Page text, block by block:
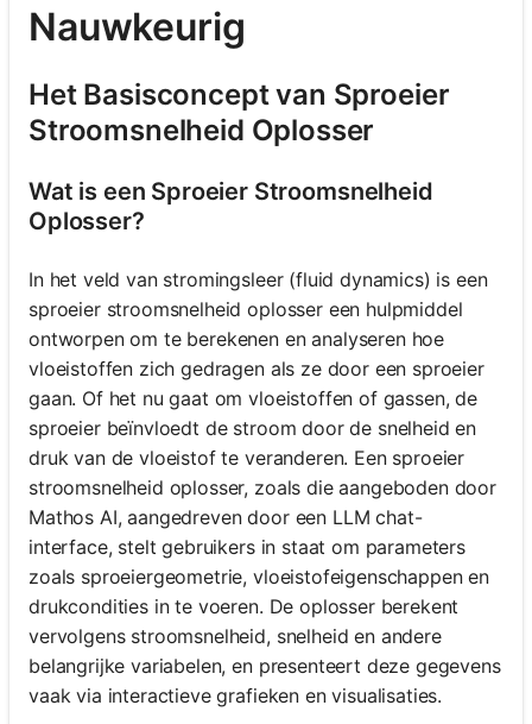
Nauwkeurig
Het Basisconcept van Sproeier
Stroomsnelheid Oplosser
Wat is een Sproeier Stroomsnelheid
Oplosser?
In het veld van stromingsleer (fluid dynamics) is een
sproeier stroomsnelheid oplosser een hulpmiddel
ontworpen om te berekenen en analyseren hoe
vloeistoffen zich gedragen als ze door een sproeier
gaan. Of het nu gaat om vloeistoffen of gassen, de
sproeier beïnvloedt de stroom door de snelheid en
druk van de vloeistof te veranderen. Een sproeier
stroomsnelheid oplosser, zoals die aangeboden door
Mathos AI, aangedreven door een LLM chat-
interface, stelt gebruikers in staat om parameters
zoals sproeiergeometrie, vloeistofeigenschappen en
drukcondities in te voeren. De oplosser berekent
vervolgens stroomsnelheid, snelheid en andere
belangrijke variabelen, en presenteert deze gegevens
vaak via interactieve grafieken en visualisaties.